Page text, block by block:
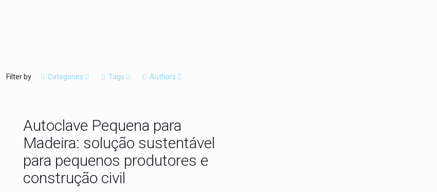
Filter by Categories Tags Authors
Autoclave Pequena para
Madeira: solução sustentável
para pequenos produtores e
construção civil